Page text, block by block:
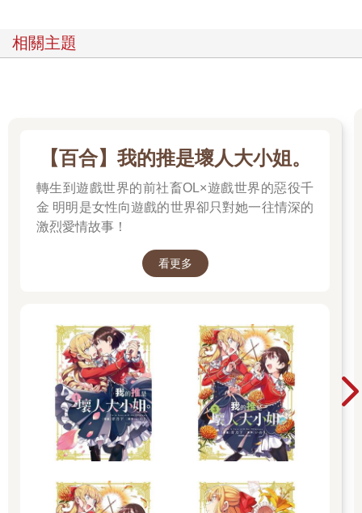
相關主題
【百合】我的推是壞人大小姐。
轉生到遊戲世界的前社畜OL×遊戲世界的惡役千
金 明明是女性向遊戲的世界卻只對她一往情深的
激烈愛情故事！
看更多